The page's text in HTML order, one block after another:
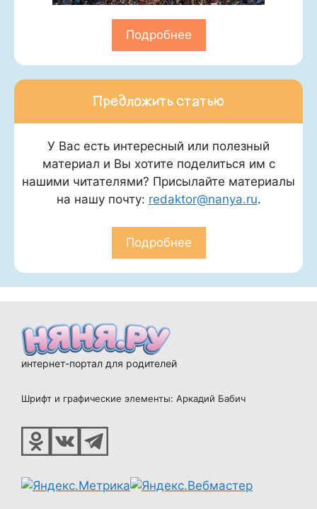
Подробнее
Предложить статью
У Вас есть интересный или полезный
материал и Вы хотите поделиться им с
нашими читателями? Присылайте материалы
на нашу почту: redaktor@nanya.ru.
Подробнее
интернет-портал для родителей
Шрифт и графические элементы: Аркадий Бабич